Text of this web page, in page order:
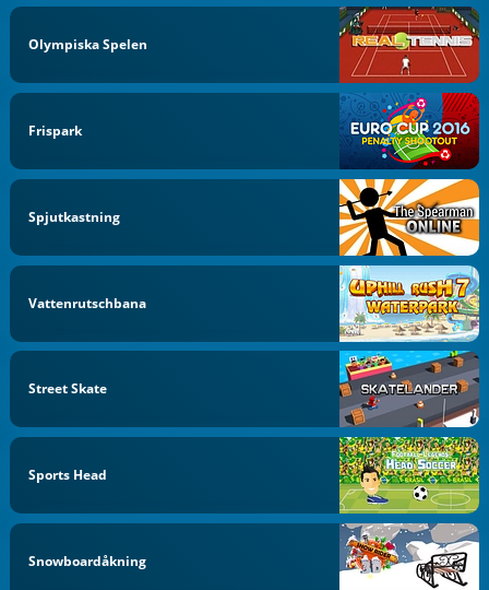
Olympiska Spelen
Frispark
Spjutkastning
Vattenrutschbana
Street Skate
Sports Head
Snowboardåkning